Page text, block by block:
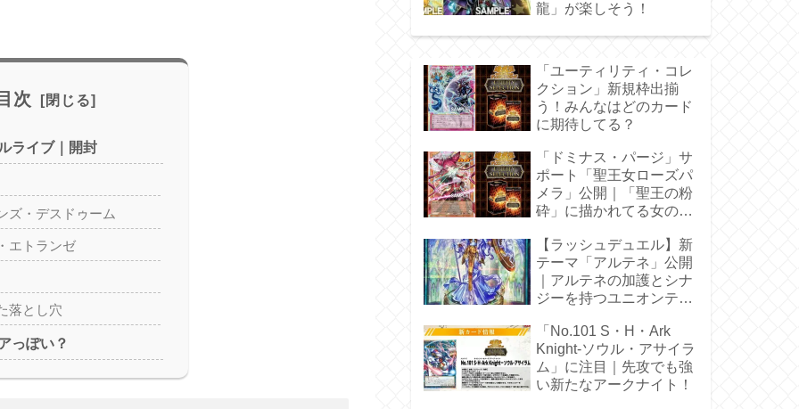
次
ライブ｜開封
ズ・デスドゥーム
エトランゼ
落とし穴
っぽい？
龍」が楽しそう！
「ユーティリティ・コレ
クション」新規枠出揃
う！みんなはどのカード
に期待してる？
「ドミナス・パージ」サ
ポート「聖王女ローズパ
メラ」公開｜「聖王の粉
砕」に描かれてる女の子
【ラッシュデュエル】新
テーマ「アルテネ」公開
｜アルテネの加護とシナ
ジーを持つユニオンテー
「No.101 S・H・Ark
Knight-ソウル・アサイラ
ム」に注目｜先攻でも強
い新たなアークナイト！